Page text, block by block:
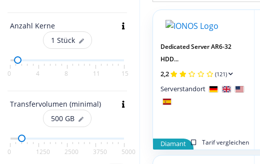
Anzahl Kerne
1 Stück
0 4 8 11 15
Transfervolumen (minimal)
500 GB
0 1250 2500 3750 5000
Diamant
Tarif vergleichen
Dedicated Server AR6-32
HDD...
2,2 (121)
Serverstandort